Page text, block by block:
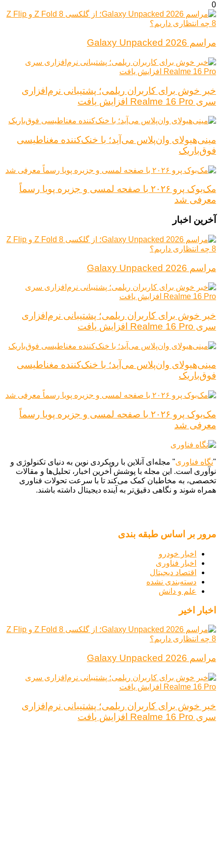
0
مراسم Galaxy Unpacked 2026
خبر خوش برای کاربران ریلمی؛ پشتیبانی نرم‌افزاری
سری Realme 16 Pro افزایش یافت
مینی‌هیولای وان‌پلاس می‌آید؛ با خنک‌کننده مغناطیسی
فوق‌باریک
مک‌بوک پرو ۲۰۲۶ با صفحه لمسی و جزیره پویا رسماً
معرفی شد
آخرین اخبار
مراسم Galaxy Unpacked 2026
خبر خوش برای کاربران ریلمی؛ پشتیبانی نرم‌افزاری
سری Realme 16 Pro افزایش یافت
مینی‌هیولای وان‌پلاس می‌آید؛ با خنک‌کننده مغناطیسی
فوق‌باریک
مک‌بوک پرو ۲۰۲۶ با صفحه لمسی و جزیره پویا رسماً
معرفی شد
"نگاه فناوری" مجله‌ای آنلاین با رویکردی نوین به دنیای تکنولوژی و
نوآوری است. این مجله با پوشش آخرین اخبار، تحلیل‌ها و مقالات
تخصصی، به مخاطبان کمک می‌کند تا با سرعت تحولات فناوری
همراه شوند و نگاهی دقیق‌تر به آینده دیجیتال داشته باشند.
مرور بر اساس طبقه بندی
اخبار خودرو
اخبار فناوری
اقتصاد دیجیتال
دسته‌بندی نشده
علم و دانش
اخبار اخیر
مراسم Galaxy Unpacked 2026
خبر خوش برای کاربران ریلمی؛ پشتیبانی نرم‌افزاری
سری Realme 16 Pro افزایش یافت